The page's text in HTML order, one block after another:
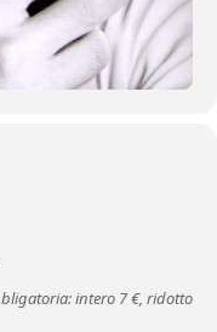
intero 7 €, ridotto